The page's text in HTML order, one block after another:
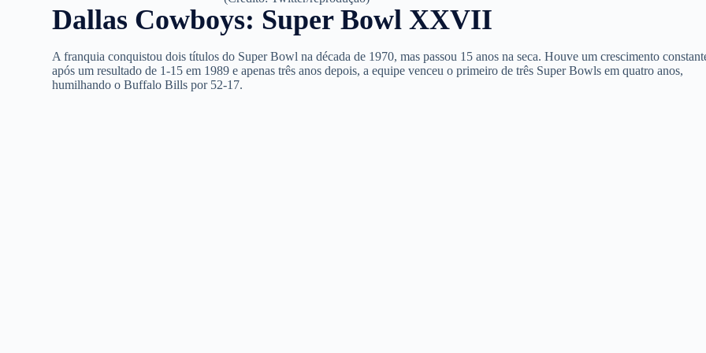
Dallas Cowboys: Super Bowl XXVII
A franquia conquistou dois títulos do Super Bowl na década de 1970, mas passou 15 anos na seca. Houve um crescimento
após um resultado de 1-15 em 1989 e apenas três anos depois, a equipe venceu o primeiro de três Super Bowls em quatro anos,
humilhando o Buffalo Bills por 52-17.